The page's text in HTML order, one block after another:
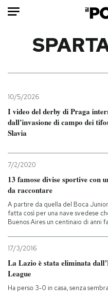
Mondo
Politica
Tecnologia
Scienza
Cultura
Economia
Sport
PODCAST
10/5/2026
I video del derby di Praga
dall’invasione di campo dei
Slavia
7/2/2020
13 famose divise sportive con
da raccontare
A partire da quella del Boca
fatta così per una nave svedese
Buenos Aires un centinaio di anni fa
17/3/2016
La Lazio è stata eliminata
League
Ha perso 3-0 in casa, senza